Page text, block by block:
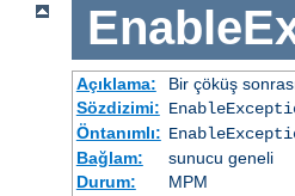
Açıklama:
Bir çöküş
Sözdizimi:
Öntanımlı:
Bağlam:
sunucu geneli
Durum:
MPM